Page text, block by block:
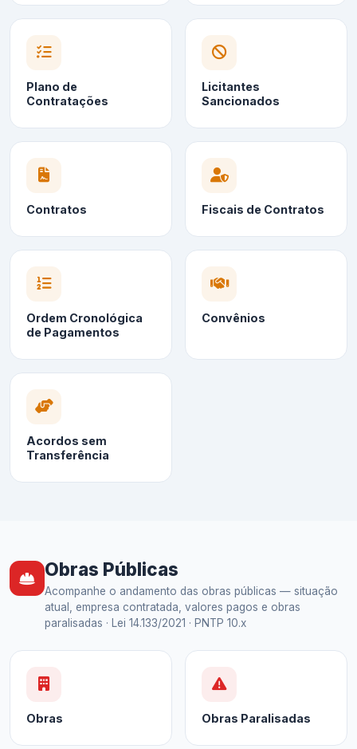
Plano de
Contratações
Licitantes
Sancionados
Contratos Fiscais de Contratos
Ordem Cronológica
de Pagamentos
Convênios
Acordos sem
Transferência
Obras Públicas
Acompanhe o andamento das obras públicas — situação
atual, empresa contratada, valores pagos e obras
paralisadas · Lei 14.133/2021 · PNTP 10.x
Obras Obras Paralisadas